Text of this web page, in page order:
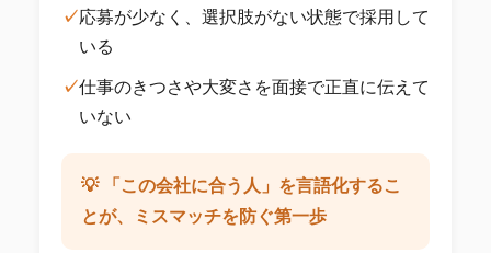
✓応募が少なく、選択肢がない状態で採用して
いる
✓仕事のきつさや大変さを面接で正直に伝えて
いない
💡 「この会社に合う人」を言語化するこ
とが、ミスマッチを防ぐ第一歩